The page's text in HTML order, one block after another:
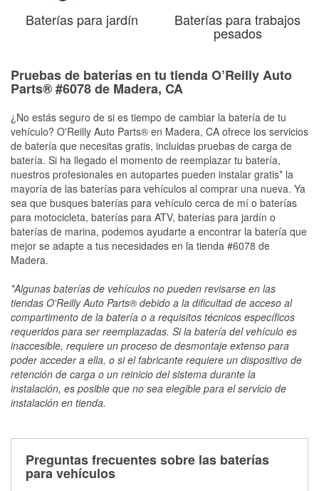
Baterías para jardín Baterías para trabajos
pesados
Pruebas de baterías en tu tienda O’Reilly Auto
Parts® #6078 de Madera, CA
¿No estás seguro de si es tiempo de cambiar la batería de tu
vehículo? O'Reilly Auto Parts® en Madera, CA ofrece los servicios
de batería que necesitas gratis, incluidas pruebas de carga de
batería. Si ha llegado el momento de reemplazar tu batería,
nuestros profesionales en autopartes pueden instalar gratis* la
mayoría de las baterías para vehículos al comprar una nueva. Ya
sea que busques baterías para vehículo cerca de mí o baterías
para motocicleta, baterías para ATV, baterías para jardín o
baterías de marina, podemos ayudarte a encontrar la batería que
mejor se adapte a tus necesidades en la tienda #6078 de
Madera.
*Algunas baterías de vehículos no pueden revisarse en las
tiendas O'Reilly Auto Parts® debido a la dificultad de acceso al
compartimento de la batería o a requisitos técnicos específicos
requeridos para ser reemplazadas. Si la batería del vehículo es
inaccesible, requiere un proceso de desmontaje extenso para
poder acceder a ella, o si el fabricante requiere un dispositivo de
retención de carga o un reinicio del sistema durante la
instalación, es posible que no sea elegible para el servicio de
instalación en tienda.
Preguntas frecuentes sobre las baterías
para vehículos